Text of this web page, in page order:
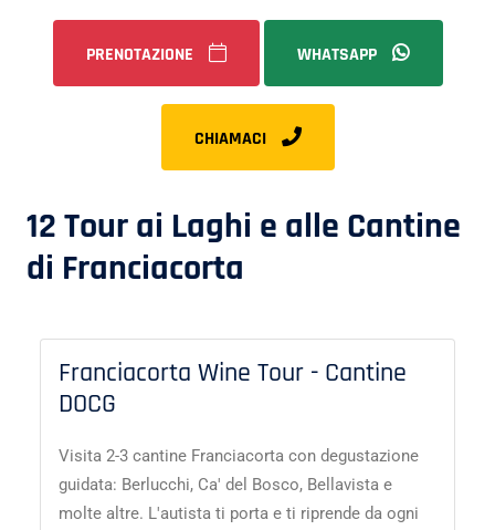
PRENOTAZIONE WHATSAPP
CHIAMACI
12 Tour ai Laghi e alle Cantine
di Franciacorta
Franciacorta Wine Tour - Cantine
DOCG
Visita 2-3 cantine Franciacorta con degustazione
guidata: Berlucchi, Ca' del Bosco, Bellavista e
molte altre. L'autista ti porta e ti riprende da ogni